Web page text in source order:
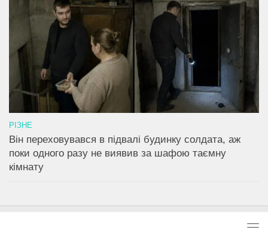
РІЗНЕ
Він переховувався в підвалі будинку солдата, аж
поки одного разу не виявив за шафою таємну
кімнату